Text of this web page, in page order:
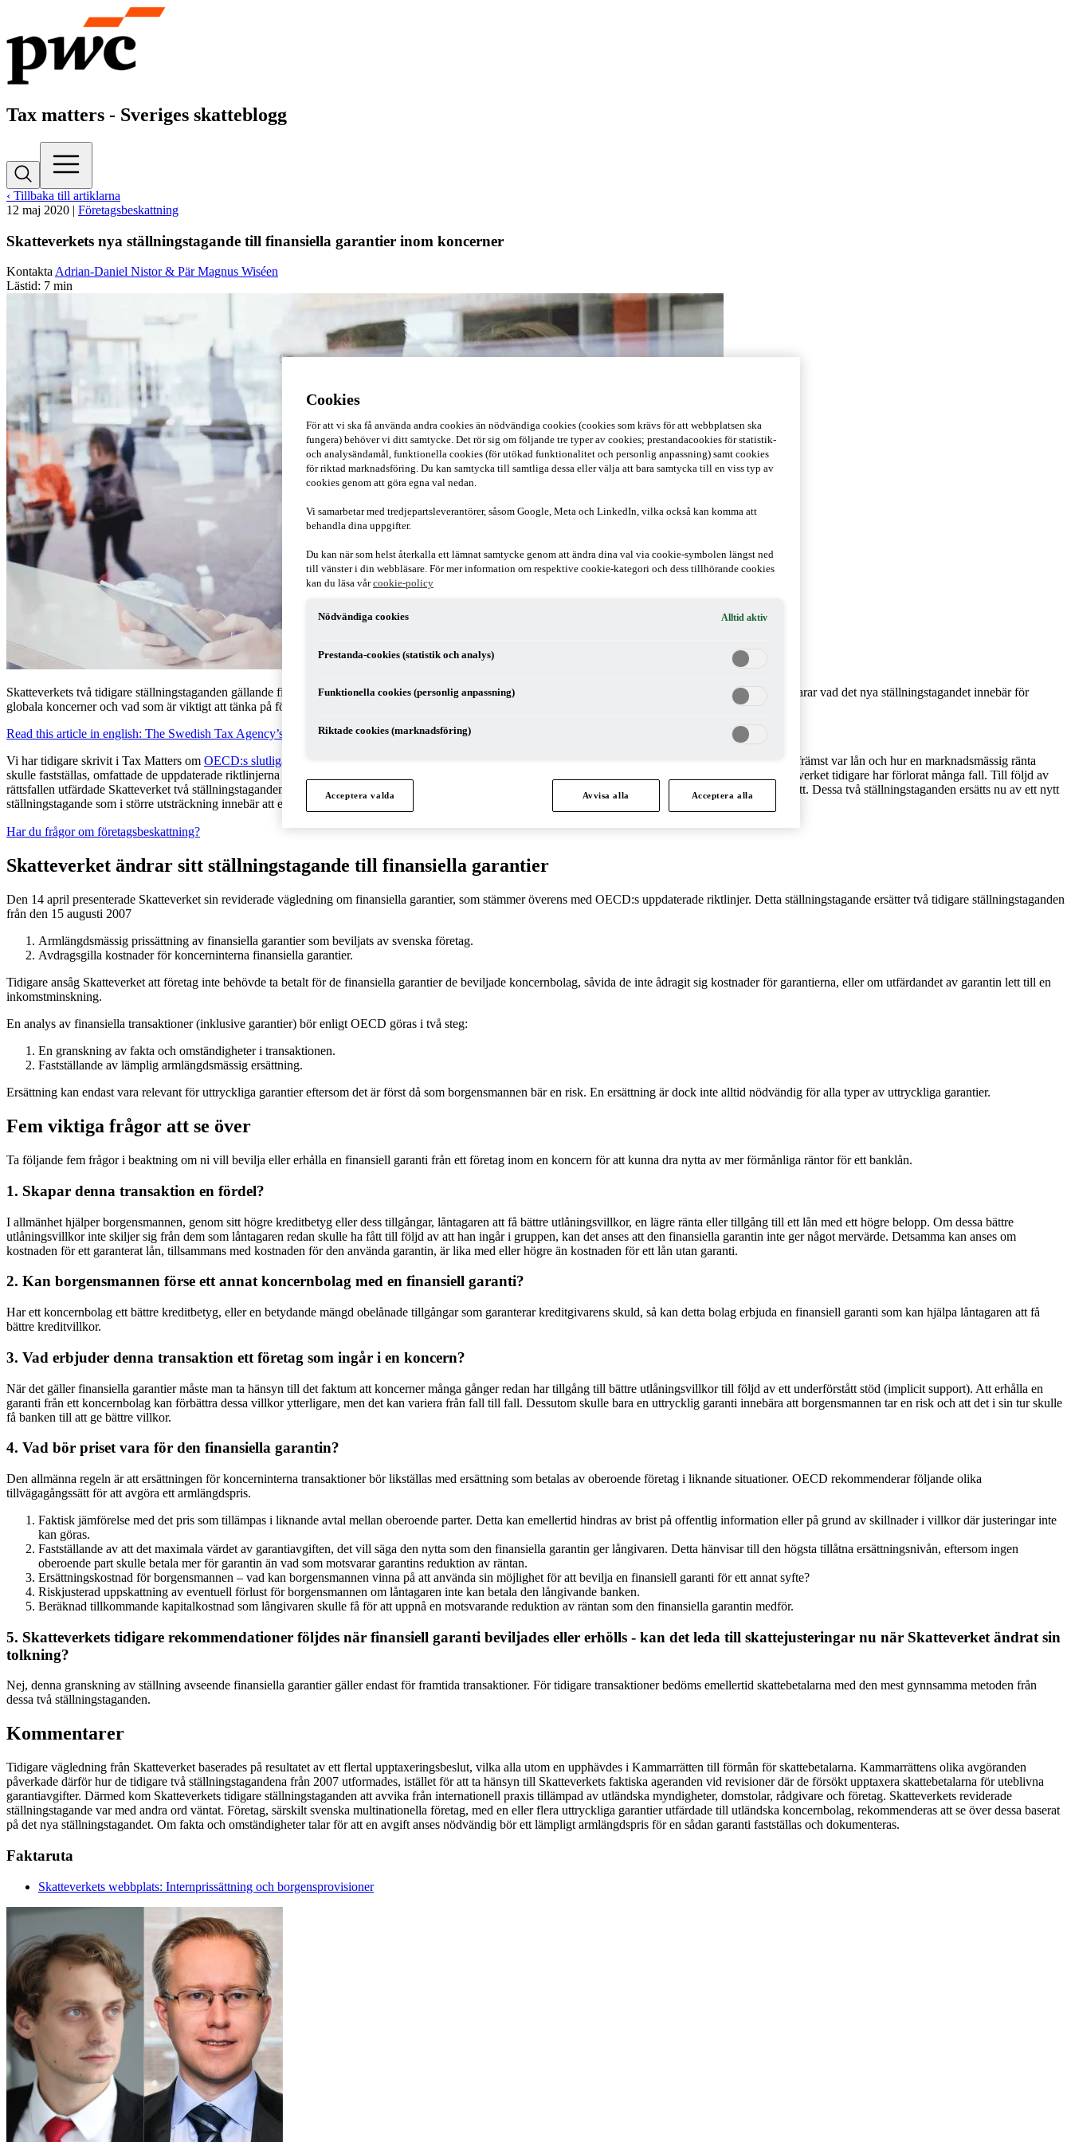
Tax matters - Sveriges skatteblogg
‹ Tillbaka till artiklarna
12 maj 2020 | Företagsbeskattning
Skatteverkets nya ställningstagande till finansiella garantier inom koncerner
Kontakta Adrian-Daniel Nistor & Pär Magnus Wiséen
Lästid: 7 min
Skatteverkets två tidigare ställningstaganden gällande finansiella garantier ersätts av ett nytt för att bättre stämma överens med internationella riktlinjer. Vi förklarar vad det nya ställningstagandet innebär för
globala koncerner och vad som är viktigt att tänka på för att beviljas finansiella garantier.
Read this article in english: The Swedish Tax Agency’s New Approach to Intra-Group Financial Guarantees
Vi har tidigare skrivit i Tax Matters om OECD:s slutliga riktlinjer för internprissättning av finansiella transaktioner
. Även om fokusområdet för dessa riktlinjer främst var lån och hur en marknadsmässig ränta
skulle fastställas, omfattade de uppdaterade riktlinjerna även prissättning av finansiella garantier. Prissättningen av finansiella garantier är ett område där Skatteverket tidigare har förlorat många fall. Till följd av
rättsfallen utfärdade Skatteverket två ställningstaganden som möjliggjorde för svenskbaserade multinationella bolag att utfärda finansiella garantier vederlagsfritt. Dessa två ställningstaganden ersätts nu av ett nytt
ställningstagande som i större utsträckning innebär att ersättning ska tas ut för tillhandahållandet av koncerninterna garantier.
Har du frågor om företagsbeskattning?
Skatteverket ändrar sitt ställningstagande till finansiella garantier
Den 14 april presenterade Skatteverket sin reviderade vägledning om finansiella garantier, som stämmer överens med OECD:s uppdaterade riktlinjer. Detta ställningstagande ersätter två tidigare ställningstaganden
från den 15 augusti 2007
Armlängdsmässig prissättning av finansiella garantier som beviljats av svenska företag.
Avdragsgilla kostnader för koncerninterna finansiella garantier.
Tidigare ansåg Skatteverket att företag inte behövde ta betalt för de finansiella garantier de beviljade koncernbolag, såvida de inte ådragit sig kostnader för garantierna, eller om utfärdandet av garantin lett till en
inkomstminskning.
En analys av finansiella transaktioner (inklusive garantier) bör enligt OECD göras i två steg:
En granskning av fakta och omständigheter i transaktionen.
Fastställande av lämplig armlängdsmässig ersättning.
Ersättning kan endast vara relevant för uttryckliga garantier eftersom det är först då som borgensmannen bär en risk. En ersättning är dock inte alltid nödvändig för alla typer av uttryckliga garantier.
Fem viktiga frågor att se över
Ta följande fem frågor i beaktning om ni vill bevilja eller erhålla en finansiell garanti från ett företag inom en koncern för att kunna dra nytta av mer förmånliga räntor för ett banklån.
1. Skapar denna transaktion en fördel?
I allmänhet hjälper borgensmannen, genom sitt högre kreditbetyg eller dess tillgångar, låntagaren att få bättre utlåningsvillkor, en lägre ränta eller tillgång till ett lån med ett högre belopp. Om dessa bättre
utlåningsvillkor inte skiljer sig från dem som låntagaren redan skulle ha fått till följd av att han ingår i gruppen, kan det anses att den finansiella garantin inte ger något mervärde. Detsamma kan anses om
kostnaden för ett garanterat lån, tillsammans med kostnaden för den använda garantin, är lika med eller högre än kostnaden för ett lån utan garanti.
2. Kan borgensmannen förse ett annat koncernbolag med en finansiell garanti?
Har ett koncernbolag ett bättre kreditbetyg, eller en betydande mängd obelånade tillgångar som garanterar kreditgivarens skuld, så kan detta bolag erbjuda en finansiell garanti som kan hjälpa låntagaren att få
bättre kreditvillkor.
3. Vad erbjuder denna transaktion ett företag som ingår i en koncern?
När det gäller finansiella garantier måste man ta hänsyn till det faktum att koncerner många gånger redan har tillgång till bättre utlåningsvillkor till följd av ett underförstått stöd (implicit support). Att erhålla en
garanti från ett koncernbolag kan förbättra dessa villkor ytterligare, men det kan variera från fall till fall. Dessutom skulle bara en uttrycklig garanti innebära att borgensmannen tar en risk och att det i sin tur skulle
få banken till att ge bättre villkor.
4. Vad bör priset vara för den finansiella garantin?
Den allmänna regeln är att ersättningen för koncerninterna transaktioner bör likställas med ersättning som betalas av oberoende företag i liknande situationer. OECD rekommenderar följande olika
tillvägagångssätt för att avgöra ett armlängdspris.
Faktisk jämförelse med det pris som tillämpas i liknande avtal mellan oberoende parter. Detta kan emellertid hindras av brist på offentlig information eller på grund av skillnader i villkor där justeringar inte
kan göras.
Fastställande av att det maximala värdet av garantiavgiften, det vill säga den nytta som den finansiella garantin ger långivaren. Detta hänvisar till den högsta tillåtna ersättningsnivån, eftersom ingen
oberoende part skulle betala mer för garantin än vad som motsvarar garantins reduktion av räntan.
Ersättningskostnad för borgensmannen – vad kan borgensmannen vinna på att använda sin möjlighet för att bevilja en finansiell garanti för ett annat syfte?
Riskjusterad uppskattning av eventuell förlust för borgensmannen om låntagaren inte kan betala den långivande banken.
Beräknad tillkommande kapitalkostnad som långivaren skulle få för att uppnå en motsvarande reduktion av räntan som den finansiella garantin medför.
5. Skatteverkets tidigare rekommendationer följdes när finansiell garanti beviljades eller erhölls - kan det leda till skattejusteringar nu när Skatteverket ändrat sin
tolkning?
Nej, denna granskning av ställning avseende finansiella garantier gäller endast för framtida transaktioner. För tidigare transaktioner bedöms emellertid skattebetalarna med den mest gynnsamma metoden från
dessa två ställningstaganden.
Kommentarer
Tidigare vägledning från Skatteverket baserades på resultatet av ett flertal upptaxeringsbeslut, vilka alla utom en upphävdes i Kammarrätten till förmån för skattebetalarna. Kammarrättens olika avgöranden
påverkade därför hur de tidigare två ställningstagandena från 2007 utformades, istället för att ta hänsyn till Skatteverkets faktiska ageranden vid revisioner där de försökt upptaxera skattebetalarna för uteblivna
garantiavgifter. Därmed kom Skatteverkets tidigare ställningstaganden att avvika från internationell praxis tillämpad av utländska myndigheter, domstolar, rådgivare och företag. Skatteverkets reviderade
ställningstagande var med andra ord väntat. Företag, särskilt svenska multinationella företag, med en eller flera uttryckliga garantier utfärdade till utländska koncernbolag, rekommenderas att se över dessa baserat
på det nya ställningstagandet. Om fakta och omständigheter talar för att en avgift anses nödvändig bör ett lämpligt armlängdspris för en sådan garanti fastställas och dokumenteras.
Faktaruta
Skatteverkets webbplats: Internprissättning och borgensprovisioner
Cookies
För att vi ska få använda andra cookies än nödvändiga cookies (cookies som krävs för att webbplatsen ska
fungera) behöver vi ditt samtycke. Det rör sig om följande tre typer av cookies; prestandacookies för statistik-
och analysändamål, funktionella cookies (för utökad funktionalitet och personlig anpassning) samt cookies
för riktad marknadsföring. Du kan samtycka till samtliga dessa eller välja att bara samtycka till en viss typ av
cookies genom att göra egna val nedan.
Vi samarbetar med tredjepartsleverantörer, såsom Google, Meta och LinkedIn, vilka också kan komma att
behandla dina uppgifter.
Du kan när som helst återkalla ett lämnat samtycke genom att ändra dina val via cookie-symbolen längst ned
till vänster i din webbläsare. För mer information om respektive cookie-kategori och dess tillhörande cookies
kan du läsa vårcookie-policy
Nödvändiga cookies Alltid aktiv
Prestanda-cookies (statistik och analys)
Funktionella cookies (personlig anpassning)
Riktade cookies (marknadsföring)
Acceptera valda Avvisa alla Acceptera alla